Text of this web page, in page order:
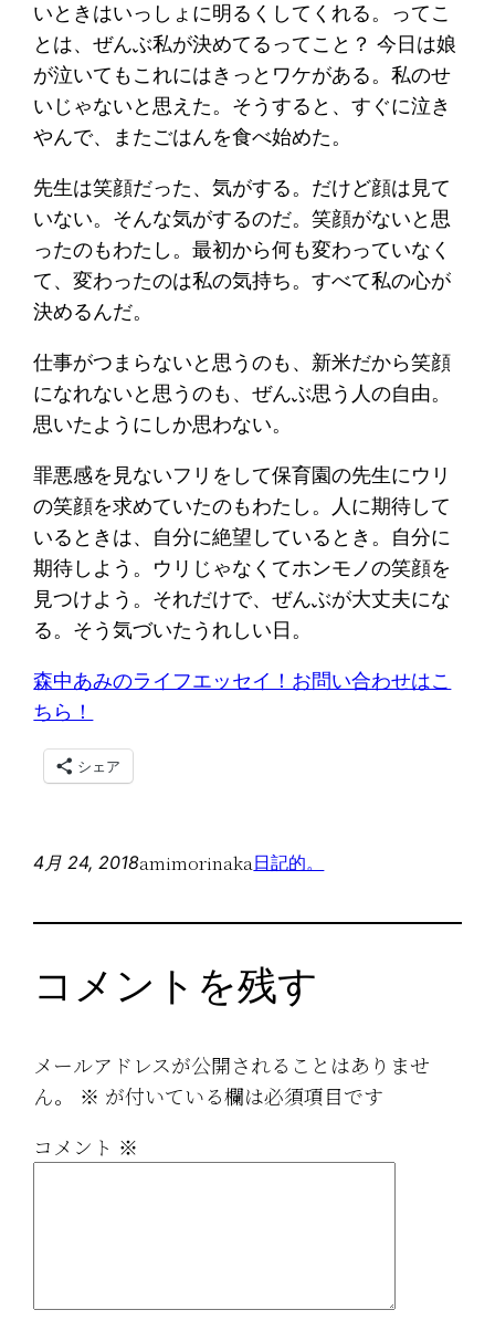
いときはいっしょに明るくしてくれる。ってこ
とは、ぜんぶ私が決めてるってこと？ 今日は娘
が泣いてもこれにはきっとワケがある。私のせ
いじゃないと思えた。そうすると、すぐに泣き
やんで、またごはんを食べ始めた。
先生は笑顔だった、気がする。だけど顔は見て
いない。そんな気がするのだ。笑顔がないと思
ったのもわたし。最初から何も変わっていなく
て、変わったのは私の気持ち。すべて私の心が
決めるんだ。
仕事がつまらないと思うのも、新米だから笑顔
になれないと思うのも、ぜんぶ思う人の自由。
思いたようにしか思わない。
罪悪感を見ないフリをして保育園の先生にウリ
の笑顔を求めていたのもわたし。人に期待して
いるときは、自分に絶望しているとき。自分に
期待しよう。ウリじゃなくてホンモノの笑顔を
見つけよう。それだけで、ぜんぶが大丈夫にな
る。そう気づいたうれしい日。
森中あみのライフエッセイ！お問い合わせはこ
ちら！
シェア
4月 24, 2018amimorinaka 日記的。
コメントを残す
メールアドレスが公開されることはありませ
ん。
※ が付いている欄は必須項目です
コメント ※